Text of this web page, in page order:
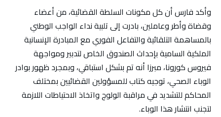
وأكد فارس أن كل مكونات السلطة القضائية، من أعضاء
وقضاة وأطر وعاملين، بادرت إلى تلبية نداء الواجب الوطني
بالمساهمة التلقائية والتفاعل الفوري مع المبادرة الإنسانية
الملكية السامية بإحداث الصندوق الخاص لتدبير ومواجهة
فيروس كورونا، مبرزا أنه تم بشكل استباقي، وبمجرد ظهور بوادر
الوباء الصحي، توجيه كتاب للمسؤولين القضائيين بمختلف
المحاكم للتشديد في مراقبة الولوج واتخاذ الاحتياطات اللازمة
لتجنب انتشار هذا الوباء.